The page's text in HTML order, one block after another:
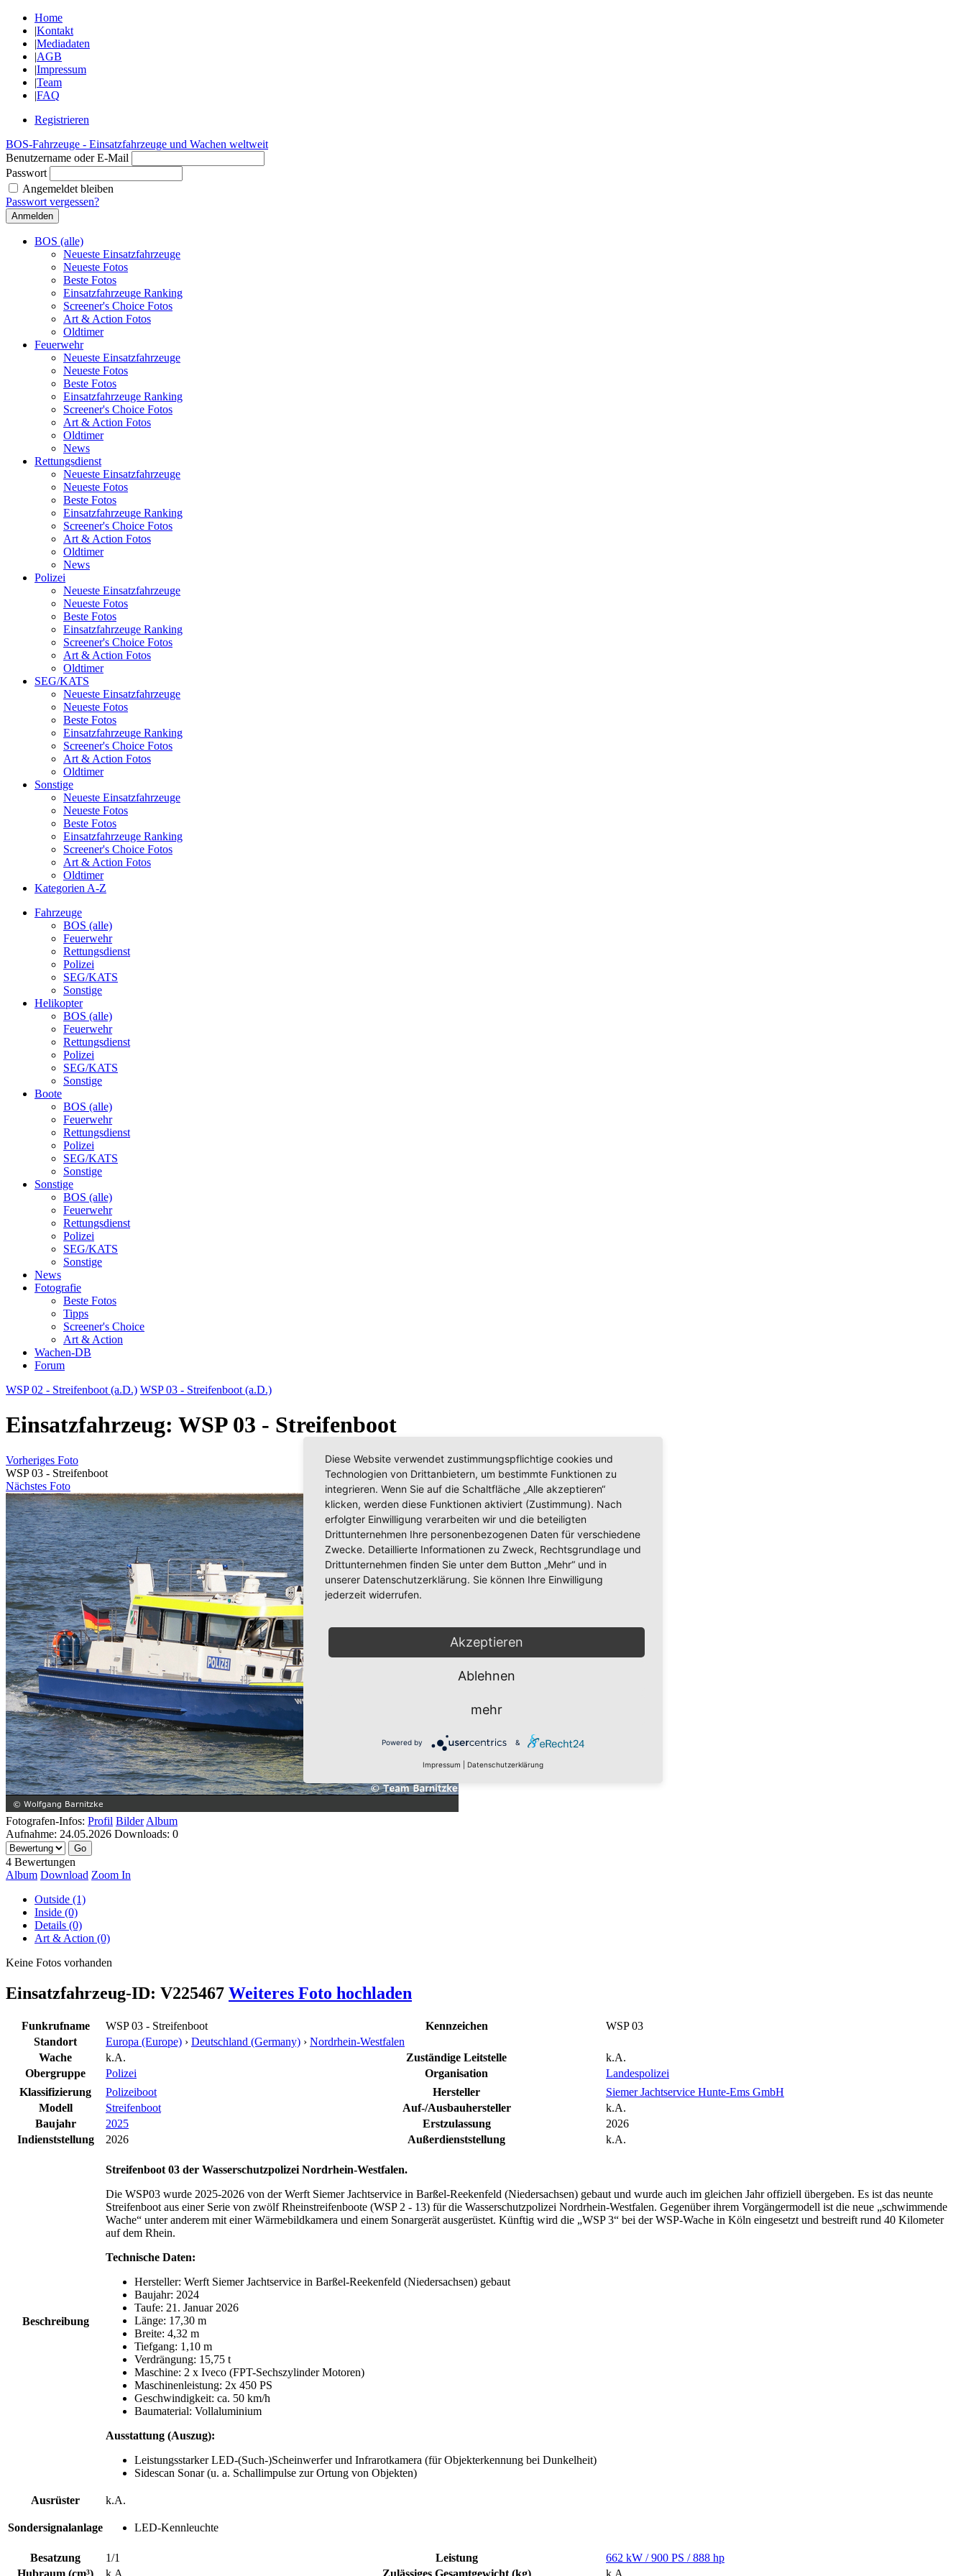
Home
|Kontakt
|Mediadaten
|AGB
|Impressum
|Team
|FAQ
Registrieren
BOS-Fahrzeuge - Einsatzfahrzeuge und Wachen weltweit
Benutzername oder E-Mail
Passwort
Angemeldet bleiben
Passwort vergessen?
BOS (alle)
Neueste Einsatzfahrzeuge
Neueste Fotos
Beste Fotos
Einsatzfahrzeuge Ranking
Screener's Choice Fotos
Art & Action Fotos
Oldtimer
Feuerwehr
Neueste Einsatzfahrzeuge
Neueste Fotos
Beste Fotos
Einsatzfahrzeuge Ranking
Screener's Choice Fotos
Art & Action Fotos
Oldtimer
News
Rettungsdienst
Neueste Einsatzfahrzeuge
Neueste Fotos
Beste Fotos
Einsatzfahrzeuge Ranking
Screener's Choice Fotos
Art & Action Fotos
Oldtimer
News
Polizei
Neueste Einsatzfahrzeuge
Neueste Fotos
Beste Fotos
Einsatzfahrzeuge Ranking
Screener's Choice Fotos
Art & Action Fotos
Oldtimer
SEG/KATS
Neueste Einsatzfahrzeuge
Neueste Fotos
Beste Fotos
Einsatzfahrzeuge Ranking
Screener's Choice Fotos
Art & Action Fotos
Oldtimer
Sonstige
Neueste Einsatzfahrzeuge
Neueste Fotos
Beste Fotos
Einsatzfahrzeuge Ranking
Screener's Choice Fotos
Art & Action Fotos
Oldtimer
Kategorien A-Z
Fahrzeuge
BOS (alle)
Feuerwehr
Rettungsdienst
Polizei
SEG/KATS
Sonstige
Helikopter
BOS (alle)
Feuerwehr
Rettungsdienst
Polizei
SEG/KATS
Sonstige
Boote
BOS (alle)
Feuerwehr
Rettungsdienst
Polizei
SEG/KATS
Sonstige
Sonstige
BOS (alle)
Feuerwehr
Rettungsdienst
Polizei
SEG/KATS
Sonstige
News
Fotografie
Beste Fotos
Tipps
Screener's Choice
Art & Action
Wachen-DB
Forum
WSP 02 - Streifenboot (a.D.) WSP 03 - Streifenboot (a.D.)
Einsatzfahrzeug: WSP 03 - Streifenboot
Vorheriges Foto
WSP 03 - Streifenboot
Nächstes Foto
Fotografen-Infos: Profil Bilder Album
Aufnahme: 24.05.2026 Downloads: 0
4 Bewertungen
Album Download Zoom In
Outside (1)
Inside (0)
Details (0)
Art & Action (0)
Keine Fotos vorhanden
Einsatzfahrzeug-ID: V225467 Weiteres Foto hochladen
Funkrufname WSP 03 - Streifenboot Kennzeichen
WSP 03
Standort
Europa (Europe) › Deutschland (Germany) › Nordrhein-Westfalen
Wache
k.A. Zuständige Leitstelle
k.A.
Obergruppe
Polizei Organisation
Landespolizei
Klassifizierung
Polizeiboot Hersteller
Siemer Jachtservice Hunte-Ems GmbH
Modell
Streifenboot Auf-/Ausbauhersteller
k.A.
Baujahr
2025 Erstzulassung
2026
Indienststellung
2026 Außerdienststellung k.A.
Beschreibung
Streifenboot 03 der Wasserschutzpolizei Nordrhein-Westfalen.
Die WSP03 wurde 2025-2026 von der Werft Siemer Jachtservice in Barßel-Reekenfeld (Niedersachsen) gebaut und wurde auch im gleichen Jahr offiziell übergeben. Es ist das neunte
Streifenboot aus einer Serie von zwölf Rheinstreifenboote (WSP 2 - 13) für die Wasserschutzpolizei Nordrhein-Westfalen. Gegenüber ihrem Vorgängermodell ist die neue „schwimmende
Wache“ unter anderem mit einer Wärmebildkamera und einem Sonargerät ausgerüstet. Künftig wird die „WSP 3“ bei der WSP-Wache in Köln eingesetzt und bestreift rund 40 Kilometer
auf dem Rhein.
Technische Daten:
Hersteller: Werft Siemer Jachtservice in Barßel-Reekenfeld (Niedersachsen) gebaut
Baujahr: 2024
Taufe: 21. Januar 2026
Länge: 17,30 m
Breite: 4,32 m
Tiefgang: 1,10 m
Verdrängung: 15,75 t
Maschine: 2 x Iveco (FPT-Sechszylinder Motoren)
Maschinenleistung: 2x 450 PS
Geschwindigkeit: ca. 50 km/h
Baumaterial: Vollaluminium
Ausstattung (Auszug):
Leistungsstarker LED-(Such-)Scheinwerfer und Infrarotkamera (für Objekterkennung bei Dunkelheit)
Sidescan Sonar (u. a. Schallimpulse zur Ortung von Objekten)
Ausrüster k.A.
Sondersignalanlage LED-Kennleuchte
Besatzung 1/1 Leistung
662 kW / 900 PS / 888 hp
Hubraum (cm³)
k.A. Zulässiges Gesamtgewicht (kg) k.A.
Diese Website verwendet zustimmungspflichtige cookies und
Technologien von Drittanbietern, um bestimmte Funktionen zu
integrieren. Wenn Sie auf die Schaltfläche „Alle akzeptieren“
klicken, werden diese Funktionen aktiviert (Zustimmung). Nach
erfolgter Einwilligung verarbeiten wir und die beteiligten
Drittunternehmen Ihre personenbezogenen Daten für verschiedene
Zwecke. Detaillierte Informationen zu Zweck, Rechtsgrundlage und
Drittunternehmen finden Sie unter dem Button „Mehr“ und in
unserer Datenschutzerklärung. Sie können Ihre Einwilligung
jederzeit widerrufen.
Akzeptieren
Ablehnen
mehr
Powered by &
Impressum Datenschutzerklärung